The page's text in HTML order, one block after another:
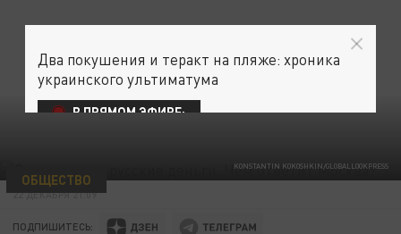
KONSTANTIN KOKOSHKIN/GLOBALLOOKPRESS
ОБЩЕСТВО
22 ДЕКАБРЯ 21:09
ПОДПИШИТЕСЬ:
Два покушения и теракт на пляже: хроника
украинского ультиматума
В ПРЯМОМ ЭФИРЕ: